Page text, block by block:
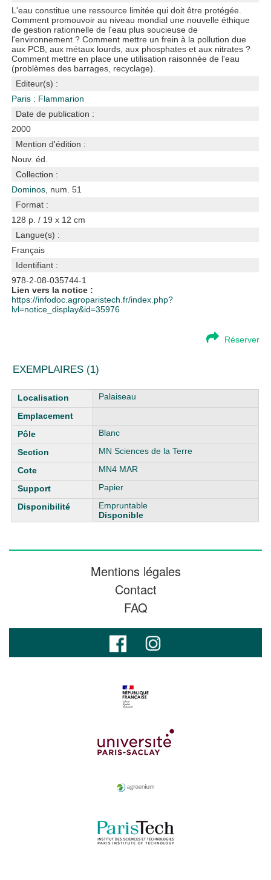
L'eau constitue une ressource limitée qui doit être protégée.
Comment promouvoir au niveau mondial une nouvelle éthique
de gestion rationnelle de l'eau plus soucieuse de
l'environnement ? Comment mettre un frein à la pollution due
aux PCB, aux métaux lourds, aux phosphates et aux nitrates ?
Comment mettre en place une utilisation raisonnée de l'eau
(problèmes des barrages, recyclage).
Editeur(s) :
Paris : Flammarion
Date de publication :
2000
Mention d'édition :
Nouv. éd.
Collection :
Dominos , num. 51
Format :
128 p. / 19 x 12 cm
Langue(s) :
Français
Identifiant :
978-2-08-035744-1
Lien vers la notice :
https://infodoc.agroparistech.fr/index.php?
lvl=notice_display&id=35976
Réserver
EXEMPLAIRES (1)
Liste des exemplaires Palaiseau
Blanc
MN Sciences de la Terre
MN4 MAR
Papier
Empruntable
Disponible
Mentions légales
Contact
FAQ